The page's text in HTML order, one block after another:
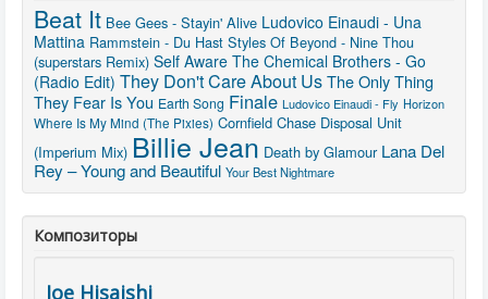
Beat It Bee Gees - Stayin' Alive Ludovico Einaudi - Una
Mattina Rammstein - Du Hast Styles Of Beyond - Nine Thou
(superstars Remix) Self Aware The Chemical Brothers - Go
(Radio Edit) They Don't Care About UsThe Only Thing
They Fear Is You Earth Song Finale Ludovico Einaudi - Fly Horizon
Where Is My Mind (The Pixies) Cornfield Chase Disposal Unit
(Imperium Mix) Billie Jean Death by Glamour Lana Del
Rey – Young and Beautiful Your Best Nightmare
Композиторы
Joe Hisaishi